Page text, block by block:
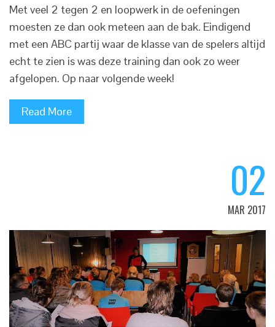
Met veel 2 tegen 2 en loopwerk in de oefeningen
moesten ze dan ook meteen aan de bak. Eindigend
met een ABC partij waar de klasse van de spelers altijd
echt te zien is was deze training dan ook zo weer
afgelopen. Op naar volgende week!
Read More
02
MAR 2017